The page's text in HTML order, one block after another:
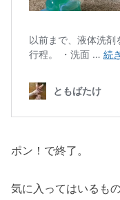
ポン！で終了。
気に入ってはいるも